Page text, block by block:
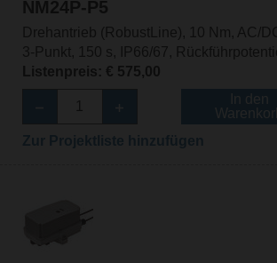
NM24P-P5
Drehantrieb (RobustLine), 10 Nm, AC/
3-Punkt, 150 s, IP66/67,
Listenpreis: € 575,00